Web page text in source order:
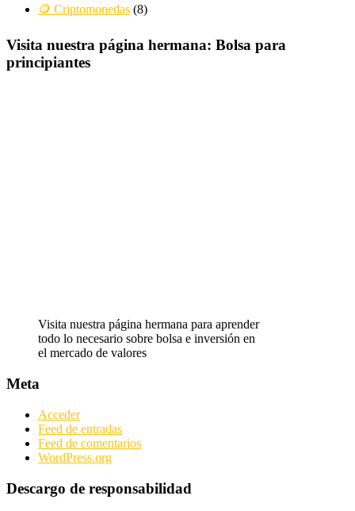
🪙 Criptomonedas (8)
Visita nuestra página hermana: Bolsa para
principiantes
Visita nuestra página hermana para aprender
todo lo necesario sobre bolsa e inversión en
el mercado de valores
Meta
Acceder
Feed de entradas
Feed de comentarios
WordPress.org
Descargo de responsabilidad